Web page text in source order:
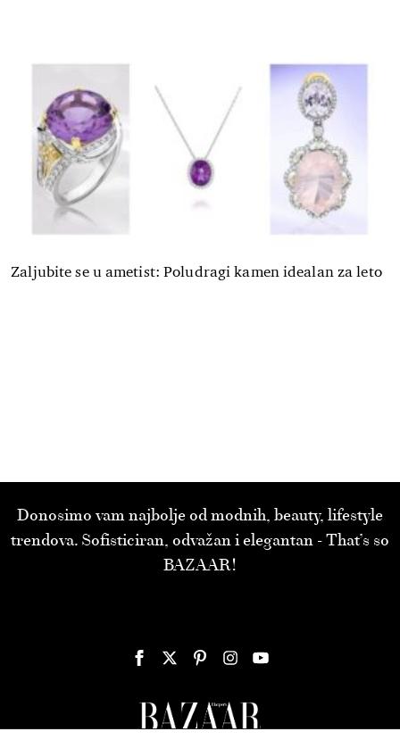
Zaljubite se u ametist: Poludragi kamen idealan za leto
Donosimo vam najbolje od modnih, beauty, lifestyle
trendova. Sofisticiran, odvažan i elegantan - That’s so
BAZAAR!